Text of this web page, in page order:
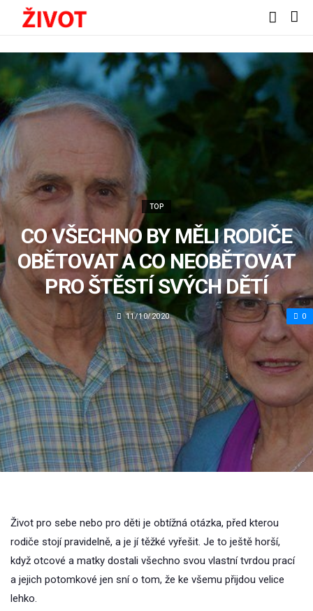
TOP
CO VŠECHNO BY MĚLI RODIČE
OBĚTOVAT A CO NEOBĚTOVAT
PRO ŠTĚSTÍ SVÝCH DĚTÍ
11/10/2020 0
Život pro sebe nebo pro děti je obtížná otázka, před kterou
rodiče stojí pravidelně, a je jí těžké vyřešit. Je to ještě horší,
když otcové a matky dostali všechno svou vlastní tvrdou prací
a jejich potomkové jen sní o tom, že ke všemu přijdou velice
lehko.